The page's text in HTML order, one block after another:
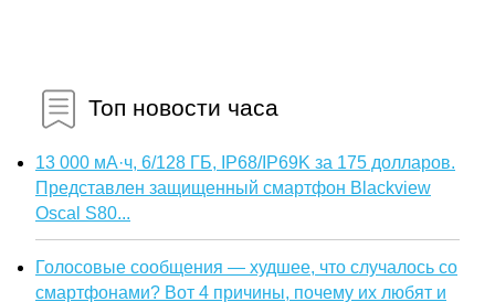
Топ новости часа
13 000 мА·ч, 6/128 ГБ, IP68/IP69K за 175 долларов.
Представлен защищенный смартфон Blackview
Oscal S80...
Голосовые сообщения — худшее, что случалось со
смартфонами? Вот 4 причины, почему их любят и